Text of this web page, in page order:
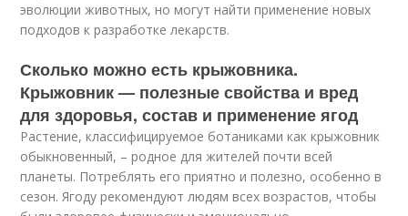
эволюции животных, но могут найти применение новых
подходов к разработке лекарств.
Сколько можно есть крыжовника.
Крыжовник — полезные свойства и вред
для здоровья, состав и применение ягод
Растение, классифицируемое ботаниками как крыжовник
обыкновенный, – родное для жителей почти всей
планеты. Потреблять его приятно и полезно, особенно в
сезон. Ягоду рекомендуют людям всех возрастов, чтобы